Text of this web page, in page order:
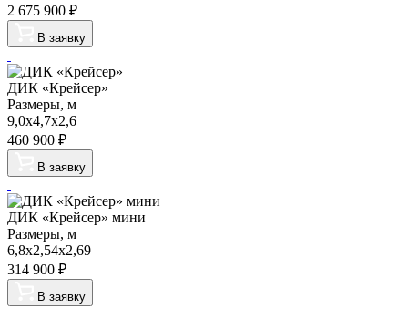
2 675 900 ₽
В заявку
ДИК «Крейсер»
Размеры, м
9,0х4,7х2,6
460 900 ₽
В заявку
ДИК «Крейсер» мини
Размеры, м
6,8х2,54х2,69
314 900 ₽
В заявку